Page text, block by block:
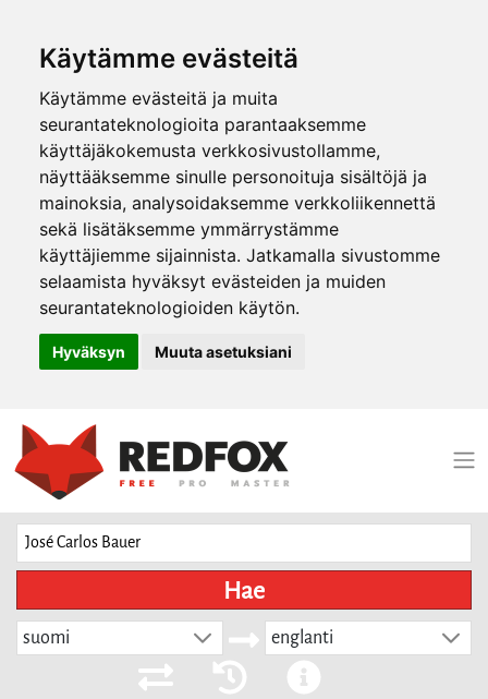
Käytämme evästeitä
Käytämme evästeitä ja muita
seurantateknologioita parantaaksemme
käyttäjäkokemusta verkkosivustollamme,
näyttääksemme sinulle personoituja sisältöjä ja
mainoksia, analysoidaksemme verkkoliikennettä
sekä lisätäksemme ymmärrystämme
käyttäjiemme sijainnista. Jatkamalla sivustomme
selaamista hyväksyt evästeiden ja muiden
seurantateknologioiden käytön.
Hyväksyn Muuta asetuksiani
Hae
suomi englanti